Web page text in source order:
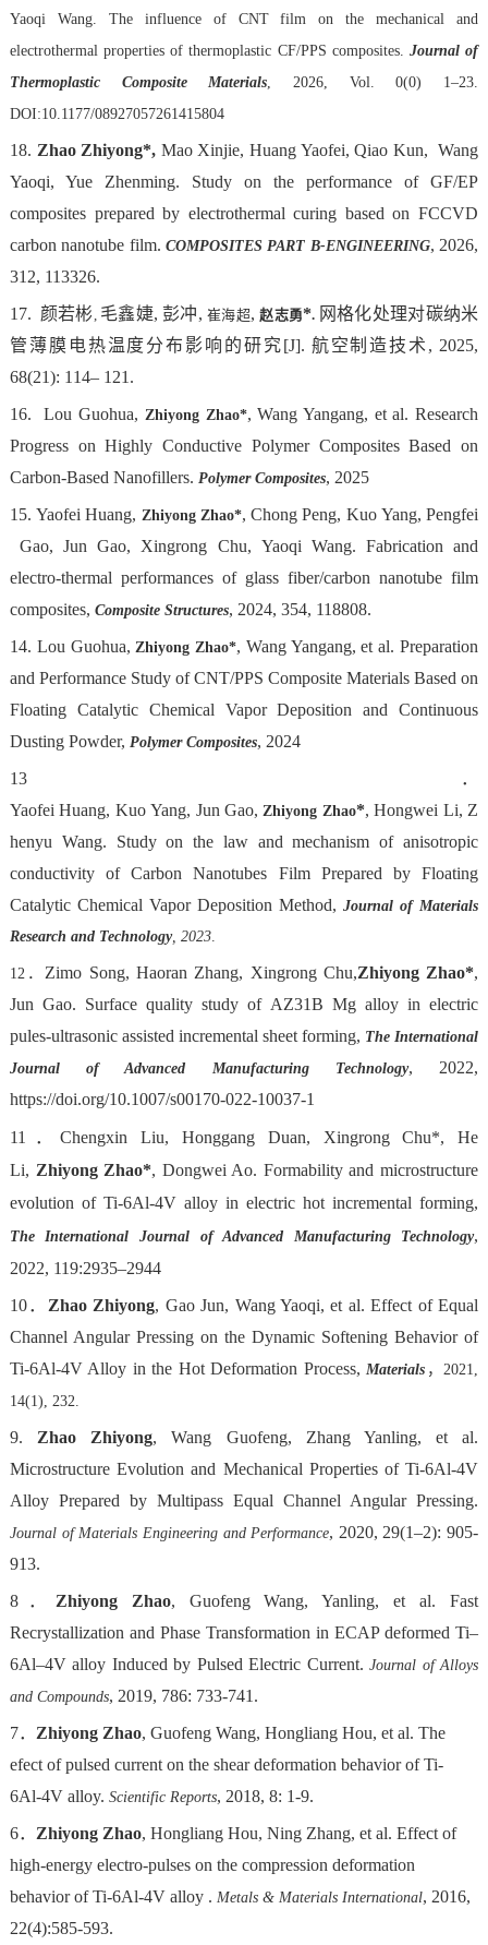
Yaoqi Wang. The influence of CNT film on the mechanical and
electrothermal properties of thermoplastic CF/PPS composites. Journal of
Thermoplastic Composite Materials , 2026, Vol. 0(0) 1–23
DOI:10.1177/08927057261415804
18. Zhao Zhiyong*, Mao Xinjie, Huang Yaofei, Qiao Kun, Wang
Yaoqi, Yue Zhenming. Study on the performance of GF/EP
composites prepared by electrothermal curing based on FCCVD
carbon nanotube film. COMPOSITES PART B-ENGINEERING, 2026,
312, 113326.
17. 颜若彬 毛鑫婕,彭冲,崔海超,赵志勇*. 网格化处理对碳纳米
管薄膜电热温度分布影响的研究[J]. 航空制造技术, 2025,
68(21): 114– 121.
16.
Lou Guohua, Zhiyong Zhao*, Wang Yangang, et al. Research
Progress on Highly Conductive Polymer Composites Based on
Carbon-Based Nanofillers. Polymer Composites, 2025
15. Yaofei Huang, Zhiyong Zhao*, Chong Peng, Kuo Yang, Pengfei
Gao, Jun Gao, Xingrong Chu, Yaoqi Wang. Fabrication and
electro-thermal performances of glass fiber/carbon nanotube film
composites, Composite Structures, 2024, 354, 118808.
14. Lou Guohua, Zhiyong Zhao*, Wang Yangang, et al. Preparation
and Performance Study of CNT/PPS Composite Materials Based on
Floating Catalytic Chemical Vapor Deposition and Continuous
Dusting Powder, Polymer Composites, 2024
13．
Yaofei Huang, Kuo Yang, Jun Gao, Zhiyong Zhao*, Hongwei Li, Z
henyu Wang. Study on the law and mechanism of anisotropic
conductivity of Carbon Nanotubes Film Prepared by Floating
Catalytic Chemical Vapor Deposition Method,Journal of Materials
Research and Technology, 2023.
12． Zimo Song, Haoran Zhang, Xingrong Chu,Zhiyong Zhao*,
Jun Gao. Surface quality study of AZ31B Mg alloy in electric
pules-ultrasonic assisted incremental sheet forming, The International
Journal of Advanced Manufacturing Technology, 2022,
https://doi.org/10.1007/s00170-022-10037-1
11．Chengxin Liu, Honggang Duan, Xingrong Chu*, He
Li, Zhiyong Zhao*, Dongwei Ao. Formability and microstructure
evolution of Ti-6Al-4V alloy in electric hot incremental forming,
The International Journal of Advanced Manufacturing Technology,
2022, 119:2935–2944
10． Zhao Zhiyong, Gao Jun, Wang Yaoqi, et al. Effect of Equal
Channel Angular Pressing on the Dynamic Softening Behavior of
Ti-6Al-4V Alloy in the Hot Deformation Process, Materials ， 2021,
14(1), 232.
9. Zhao Zhiyong, Wang Guofeng, Zhang Yanling, et al.
Microstructure Evolution and Mechanical Properties of Ti-6Al-4V
Alloy Prepared by Multipass Equal Channel Angular Pressing.
Journal of Materials Engineering and Performance, 2020, 29(1–2): 905-
913.
8． Zhiyong Zhao, Guofeng Wang, Yanling, et al. Fast
Recrystallization and Phase Transformation in ECAP deformed Ti–
6Al–4V alloy Induced by Pulsed Electric Current.Journal of Alloys
and Compounds, 2019, 786: 733-741.
7． Zhiyong Zhao, Guofeng Wang, Hongliang Hou, et al. The
efect of pulsed current on the shear deformation behavior of Ti-
6Al-4V alloy. Scientific Reports, 2018, 8: 1-9.
6． Zhiyong Zhao, Hongliang Hou, Ning Zhang, et al. Effect of
high-energy electro-pulses on the compression deformation
behavior of Ti-6Al-4V alloy . Metals & Materials International, 2016,
22(4):585-593.